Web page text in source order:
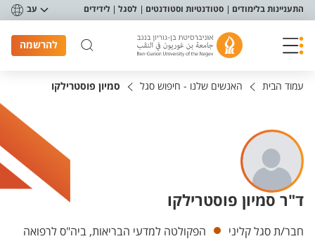
תפריט נגישות
התעניינות בלימודים סטודנטיות וסטודנטים לסגל לידידים עב
להרשמה
עמוד הבית האנשים שלנו - חיפוש סגל סמיון פוסטרילקו
ד"ר סמיון פוסטרילקו
יחידות
חבר/ת סגל קליני
הפקולטה למדעי הבריאות, ביה"ס לרפואה